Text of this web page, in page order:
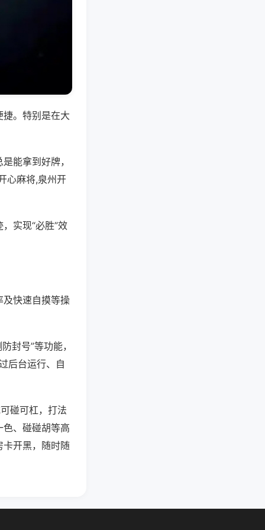
。特别是在大
能拿到好牌，
心麻将,泉州开
实现“必胜”效
及快速自摸等操
封号”等功能，
后台运行、自
碰可杠，打法
、碰碰胡等高
卡开黑，随时随